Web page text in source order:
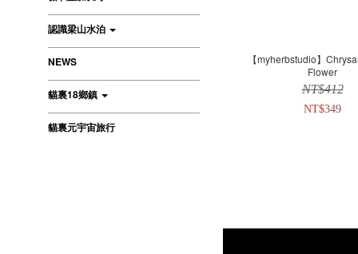
認識梁山水泊
NEWS
貓裏18鄉鎮
貓裏元宇宙旅行
【myherbstudio】
Flower
NT$412
NT$349